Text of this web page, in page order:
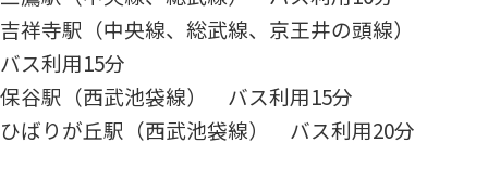
吉祥寺駅（中央線、総武線、京王井の頭線）
バス利用15分
保谷駅（西武池袋線） バス利用15分
ひばりが丘駅（西武池袋線） バス利用20分